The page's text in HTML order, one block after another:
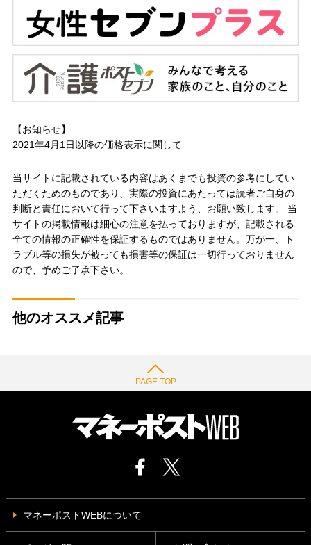
【お知らせ】
2021年4月1日以降の価格表示に関して
当サイトに記載されている内容はあくまでも投資の参考にしてい
ただくためのものであり、実際の投資にあたっては読者ご自身の
判断と責任において行って下さいますよう、お願い致します。 当
サイトの掲載情報は細心の注意を払っておりますが、記載される
全ての情報の正確性を保証するものではありません。万が一、ト
ラブル等の損失が被っても損害等の保証は一切行っておりません
ので、予めご了承下さい。
他のオススメ記事
PAGE TOP
マネーポストWEBについて